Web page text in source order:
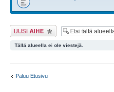
Lähetä uusi viesti
Tällä alueella ei ole viestejä.
Paluu Etusivu